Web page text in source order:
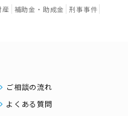
産 補助金・助成金 刑事事件
ご相談の流れ
よくある質問